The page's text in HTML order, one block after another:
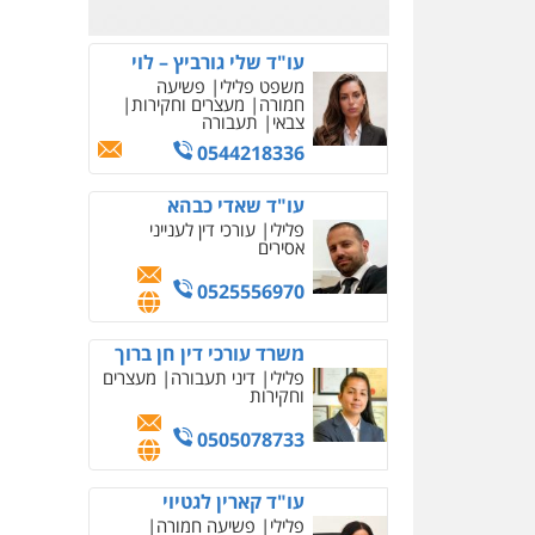
משרד עורכי דין טאי
שרקי
פלילי אסירים תעבורה
מרב"ד
0547556464
עו"ד אילן אלימלך
פלילי פשיעה חמורה
תעבורה
0522992110
עו"ד שאדי נאטור
פלילי פשיעה חמורה
מעצרים וחקירות
0509230800
משרד עורכי דין פארס
פלאח